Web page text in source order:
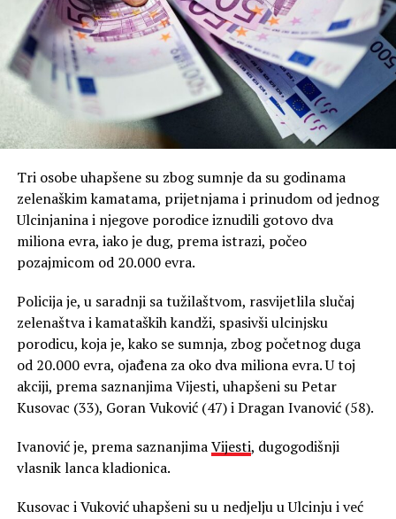
Tri osobe uhapšene su zbog sumnje da su godinama
zelenaškim kamatama, prijetnjama i prinudom od jednog
Ulcinjanina i njegove porodice iznudili gotovo dva
miliona evra, iako je dug, prema istrazi, počeo
pozajmicom od 20.000 evra.
Policija je, u saradnji sa tužilaštvom, rasvijetlila slučaj
zelenaštva i kamataških kandži, spasivši ulcinjsku
porodicu, koja je, kako se sumnja, zbog početnog duga
od 20.000 evra, ojađena za oko dva miliona evra. U toj
akciji, prema saznanjima Vijesti, uhapšeni su Petar
Kusovac (33), Goran Vuković (47) i Dragan Ivanović (58).
Ivanović je, prema saznanjimaVijesti, dugogodišnji
vlasnik lanca kladionica.
Kusovac i Vuković uhapšeni su u nedjelju u Ulcinju i već